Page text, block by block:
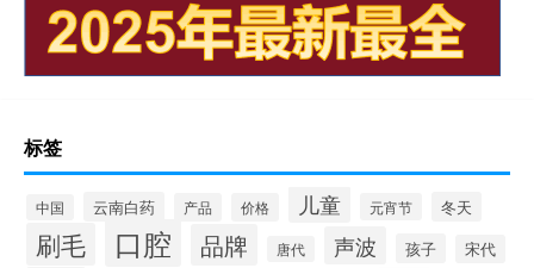
标签
中国 云南白药 产品 价格 儿童 元宵节 冬天
刷毛 口腔 品牌 唐代 声波 孩子 宋代